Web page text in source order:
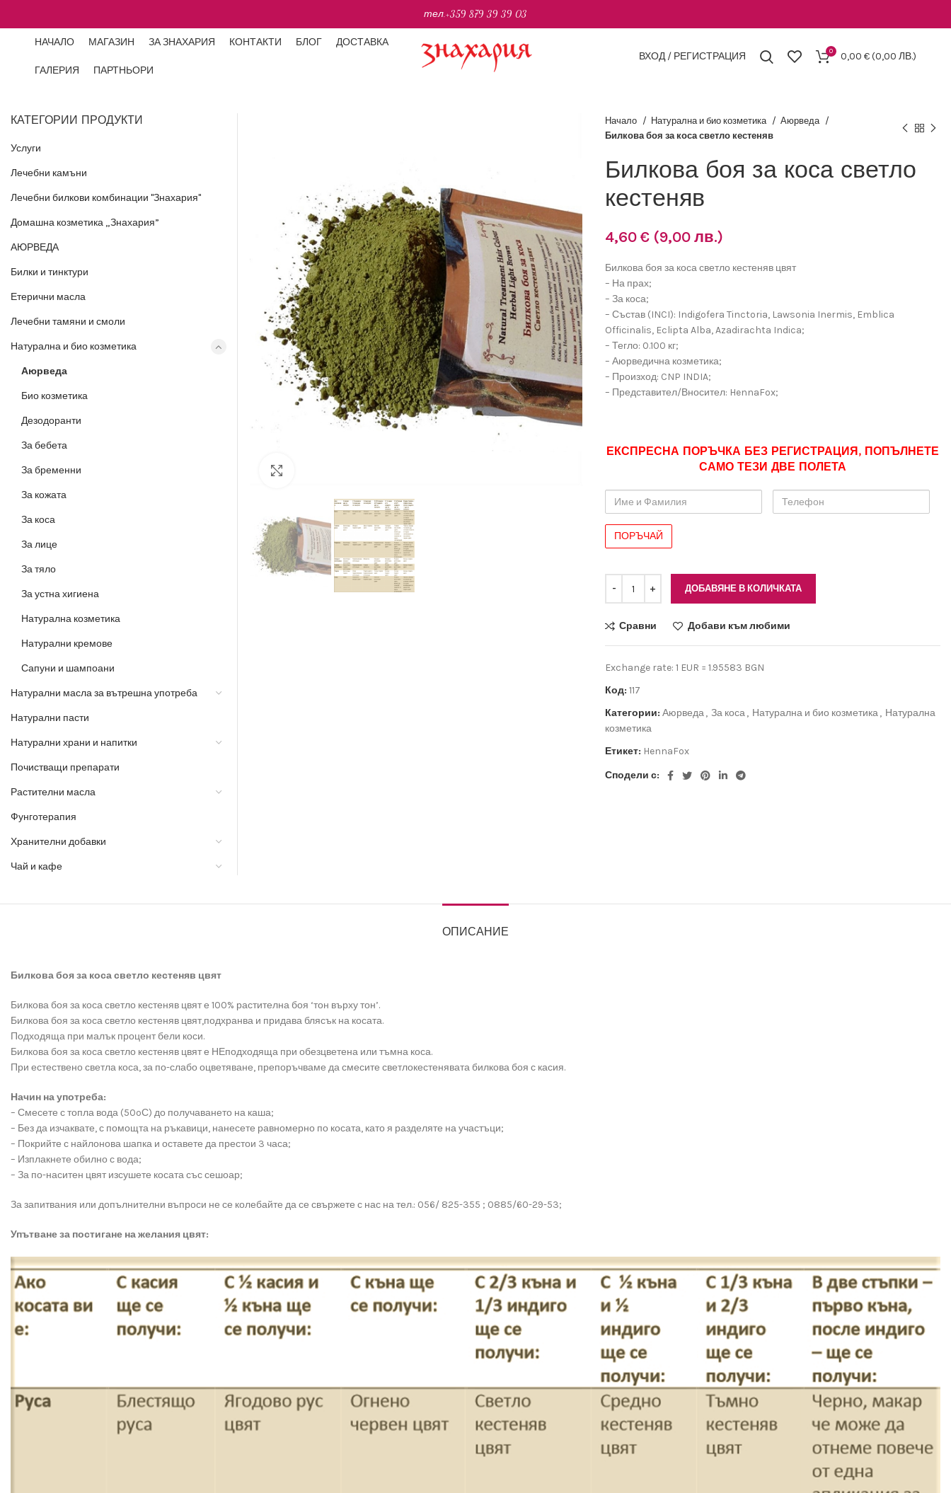
НАЧАЛО МАГАЗИН ЗА ЗНАХАРИЯ КОНТАКТИ БЛОГ ДОСТАВКА
ГАЛЕРИЯ ПАРТНЬОРИ
ВХОД / РЕГИСТРАЦИЯ 0 0,00€(0,00 ЛВ.)
Начало Натурална и био козметика
Аюрведа
Билкова боя за коса светло кестеняв
Билкова боя за коса светло
кестеняв
4,60 € (9,00 лв.)
Билкова боя за коса светло кестеняв цвят
– На прах;
– За коса;
– Състав (INCI): Indigofera Tinctoria, Lawsonia Inermis, Emblica
Officinalis, Eclipta Alba, Azadirachta Indica;
– Тегло: 0.100 кг;
– Аюрведична козметика;
– Произход: CNP INDIA;
– Представител/Вносител: HennaFox;
ЕКСПРЕСНА ПОРЪЧКА БЕЗ РЕГИСТРАЦИЯ, ПОПЪЛНЕТЕ
САМО ТЕЗИ ДВЕ ПОЛЕТА
Име
и
Фамилия
Телефон
ДОБАВЯНЕ В КОЛИЧКАТА
Сравни Добави към любими
Exchange rate: 1 EUR = 1.95583 BGN
Код: 117
Категории: Аюрведа, За коса, Натурална и био козметика, Натурална
козметика
Етикет: HennaFox
Сподели с:
КАТЕГОРИИ ПРОДУКТИ
Услуги
Лечебни камъни
Лечебни билкови комбинации "Знахария"
Домашна козметика „Знахария”
АЮРВЕДА
Билки и тинктури
Етерични масла
Лечебни тамяни и смоли
Натурална и био козметика
Аюрведа
Био козметика
Дезодоранти
За бебета
За бременни
За кожата
За коса
За лице
За тяло
За устна хигиена
Натурална козметика
Натурални кремове
Сапуни и шампоани
Натурални масла за вътрешна употреба
Натурални пасти
Натурални храни и напитки
Почистващи препарати
Растителни масла
Фунготерапия
Хранителни добавки
Чай и кафе
ОПИСАНИЕ
Билкова боя за коса светло кестеняв цвят
Билкова боя за коса светло кестеняв цвят е 100% растителна боя ‘тон върху тон’.
Билкова боя за коса светло кестеняв цвят,подхранва и придава блясък на косата.
Подходяща при малък процент бели коси.
Билкова боя за коса светло кестеняв цвят е НЕподходяща при обезцветена или тъмна коса.
При естествено светла коса, за по-слабо оцветяване, препоръчваме да смесите светлокестенявата билкова боя с касия.
Начин на употреба:
– Смесете с топла вода (50ºС) до получаването на каша;
– Без да изчаквате, с помощта на ръкавици, нанесете равномерно по косата, като я разделяте на участъци;
– Покрийте с найлонова шапка и оставете да престои 3 часа;
– Изплакнете обилно с вода;
– За по-наситен цвят изсушете косата със сешоар;
За запитвания или допълнителни въпроси не се колебайте да се свържете с нас на тел.: 056/ 825-355 ; 0885/60-29-53;
Упътване за постигане на желания цвят:
тел.+359 879 39 39 03